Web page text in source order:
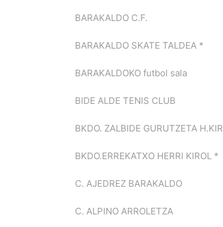
BARAKALDO C.F.
BARAKALDO SKATE TALDEA *
BARAKALDOKO futbol sala
BIDE ALDE TENIS CLUB
BKDO. ZALBIDE GURUTZETA H.KIR
BKDO.ERREKATXO HERRI KIROL *
C. AJEDREZ BARAKALDO
C. ALPINO ARROLETZA